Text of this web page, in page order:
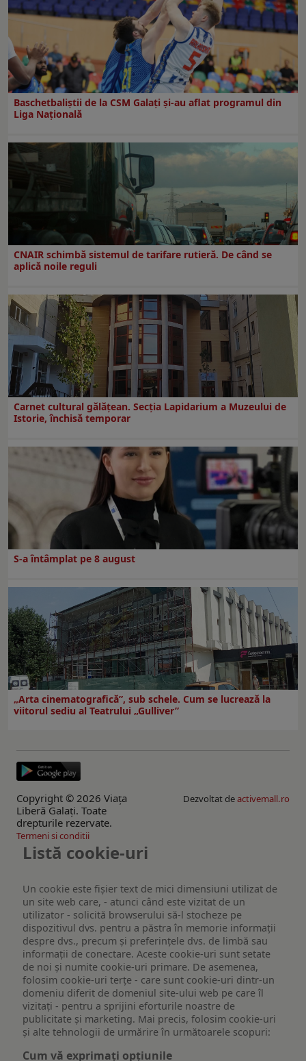
Baschetbaliștii de la CSM Galați și-au aflat programul din
Liga Națională
CNAIR schimbă sistemul de tarifare rutieră. De când se
aplică noile reguli
Carnet cultural gălăţean. Secţia Lapidarium a Muzeului de
Istorie, închisă temporar
S-a întâmplat pe 8 august
„Arta cinematografică”, sub schele. Cum se lucrează la
viitorul sediu al Teatrului „Gulliver”
Copyright © 2026 Viaţa
Liberă Galaţi. Toate
drepturile rezervate.
Dezvoltat deactivemall.ro
Termeni si conditii
Listă cookie-uri
Un cookie este fişier text de mici dimensiuni utilizat de
un site web care, - atunci când este vizitat de un
utilizator - solicită browserului să-l stocheze pe
dispozitivul dvs. pentru a păstra în memorie informații
despre dvs., precum și preferințele dvs. de limbă sau
informații de conectare. Aceste cookie-uri sunt setate
de noi și numite cookie-uri primare. De asemenea,
folosim cookie-uri terțe - care sunt cookie-uri dintr-un
domeniu diferit de domeniul site-ului web pe care îl
vizitați - pentru a sprijini eforturile noastre de
publicitate și marketing. Mai precis, folosim cookie-uri
și alte tehnologii de urmărire în următoarele scopuri:
Cum vă exprimați opțiunile